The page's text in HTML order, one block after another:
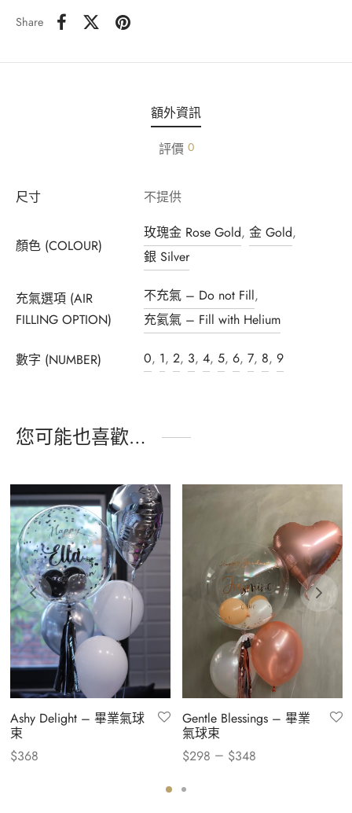
Share
額外資訊
評價 0
尺寸 不提供
顏色 (COLOUR)
玫瑰金 Rose Gold, 金 Gold,
銀 Silver
充氣選項 (AIR
FILLING OPTION)
不充氣 – Do not Fill,
充氦氣 – Fill with Helium
數字 (NUMBER) 0, 1, 2, 3, 4, 5, 6, 7, 8, 9
您可能也喜歡…
Ashy Delight – 畢業氣球
束
$368
Gentle Blessings – 畢業
氣球束
$298 – $348